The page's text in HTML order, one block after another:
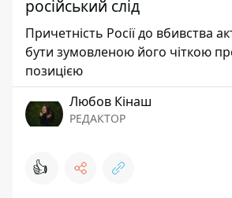
російський слід
Причетність Росії до вбивства
бути зумовленою його чіткою
позицією
Любов Кінаш
РЕДАКТОР
👍